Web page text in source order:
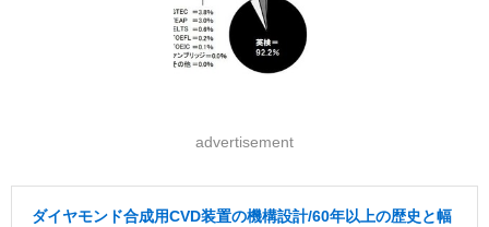
advertisement
ダイヤモンド合成用CVD装置の機構設計/60年以上の歴史と幅